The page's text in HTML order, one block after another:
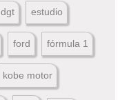
dgt estudio
ford fórmula 1
kobe motor